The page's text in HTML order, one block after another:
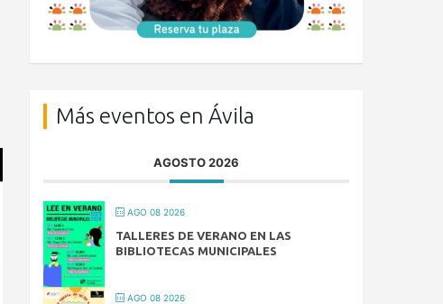
Más eventos en Ávila
AGOSTO 2026
AGO 08 2026
TALLERES DE VERANO EN LAS
BIBLIOTECAS MUNICIPALES
AGO 08 2026